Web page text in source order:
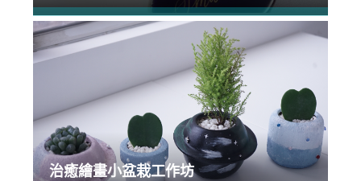
治癒繪畫小盆栽工作坊